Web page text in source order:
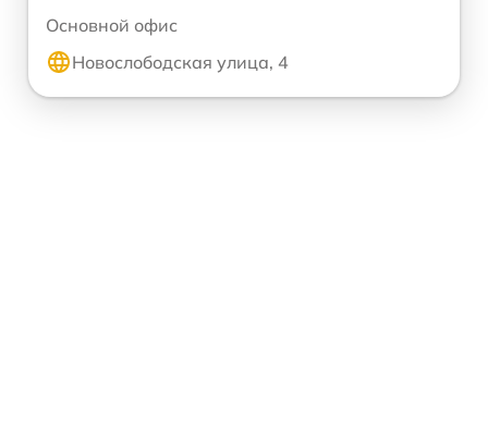
Основной офис
Новослободская улица, 4